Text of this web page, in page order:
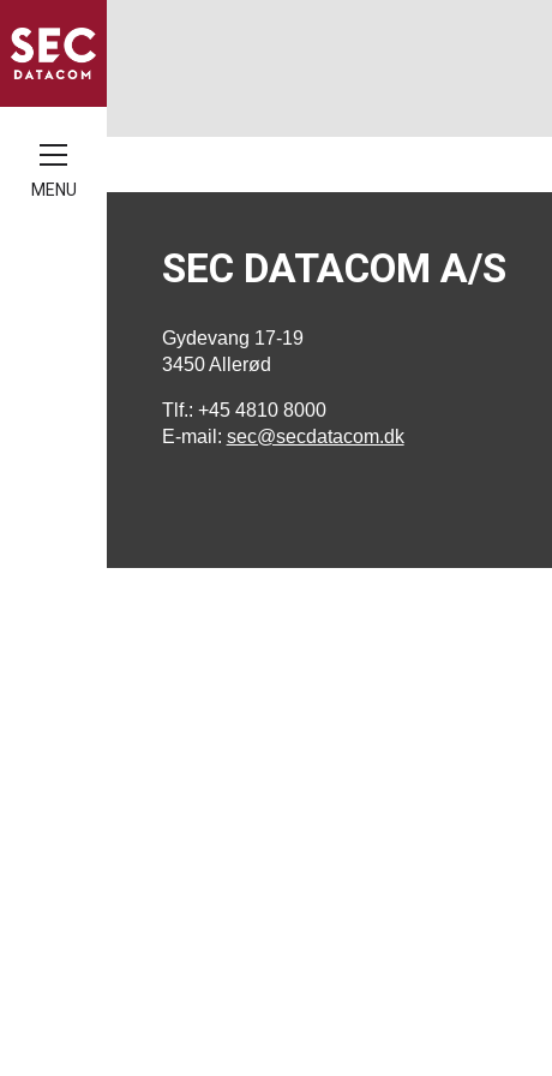
MENU
SEC DATACOM A/S
Gydevang 17-19
3450 Allerød
Tlf.: +45 4810 8000
E-mail: sec@secdatacom.dk